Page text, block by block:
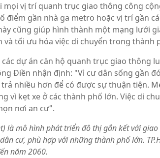
mọi vị trí quanh trục giao thông công
điểm gần nhà ga metro hoặc vị trí gần
cũng giúp hình thành một mạng lưới
tối ưu hóa việc di chuyển trong thành
dự án căn hộ quanh trục giao thông
Điền nhận định: "Vì cư dân sống gần
nhiều hơn để có được sự thuận tiện.
vì kẹt xe ở các thành phố lớn. Việc di
nơi an cư".
là mô hình phát triển đô thị gắn kết với
cư, phù hợp với những thành phố lớn.
năm 2060.